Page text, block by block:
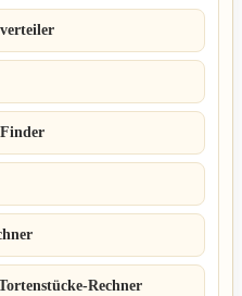
Rechner